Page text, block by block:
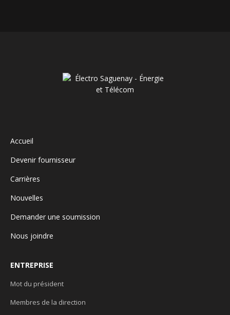
Accueil
Devenir fournisseur
Carrières
Nouvelles
Demander une soumission
Nous joindre
ENTREPRISE
Mot du président
Membres de la direction